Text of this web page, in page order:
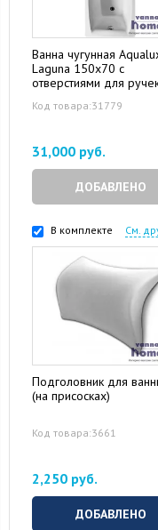
Ванна чугунная
Laguna 150x70 с
отверстиями для
Код товара:31779
31,000 руб.
ДОБАВЛЕНО
В комплекте См.
Подголовник для
(на присосках)
Код товара:3661
2,250 руб.
ДОБАВЛЕНО